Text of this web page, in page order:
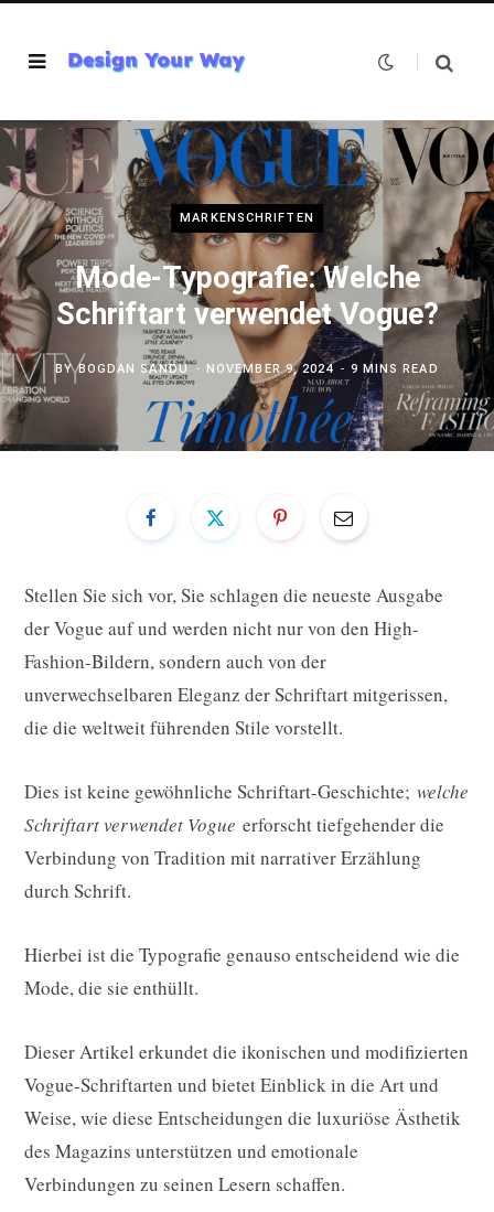
MARKENSCHRIFTEN
Mode-Typografie: Welche
Schriftart verwendet Vogue?
BYBOGDAN SANDU NOVEMBER 9, 2024 9 MINS READ
Stellen Sie sich vor, Sie schlagen die neueste Ausgabe
der Vogue auf und werden nicht nur von den High-
Fashion-Bildern, sondern auch von der
unverwechselbaren Eleganz der Schriftart mitgerissen,
die die weltweit führenden Stile vorstellt.
Dies ist keine gewöhnliche Schriftart-Geschichte; welche
Schriftart verwendet Vogue erforscht tiefgehender die
Verbindung von Tradition mit narrativer Erzählung
durch Schrift.
Hierbei ist die Typografie genauso entscheidend wie die
Mode, die sie enthüllt.
Dieser Artikel erkundet die ikonischen und modifizierten
Vogue-Schriftarten und bietet Einblick in die Art und
Weise, wie diese Entscheidungen die luxuriöse Ästhetik
des Magazins unterstützen und emotionale
Verbindungen zu seinen Lesern schaffen.